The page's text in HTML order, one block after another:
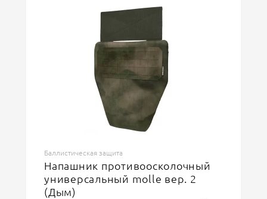
Баллистическая защита
Напашник противоосколочный
универсальный molle вер. 2
(Дым)